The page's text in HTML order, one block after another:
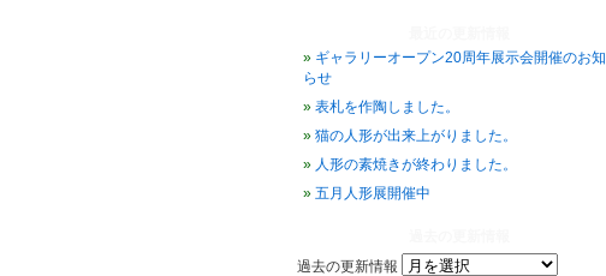
ギャラリーオープン20周年展示会開催のお知
らせ
表札を作陶しました。
猫の人形が出来上がりました。
人形の素焼きが終わりました。
五月人形展開催中
過去の更新情報